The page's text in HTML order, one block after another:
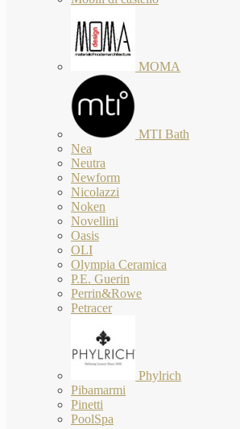
MOMA
MTI Bath
Nea
Neutra
Newform
Nicolazzi
Noken
Novellini
Oasis
OLI
Olympia Ceramica
P.E. Guerin
Perrin&Rowe
Petracer
Phylrich
Pibamarmi
Pinetti
PoolSpa